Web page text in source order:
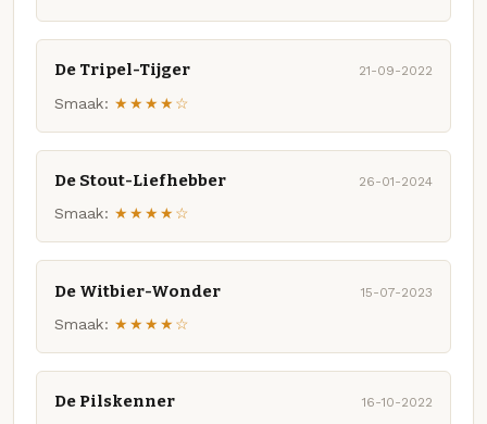
De Tripel-Tijger 21-09-2022
Smaak: ★★★★☆
De Stout-Liefhebber 26-01-2024
Smaak: ★★★★☆
De Witbier-Wonder 15-07-2023
Smaak: ★★★★☆
De Pilskenner 16-10-2022